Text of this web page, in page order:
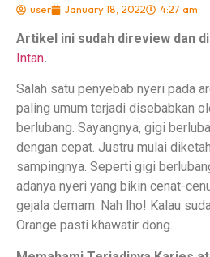
user January 18, 2022 4:27 am
Artikel ini sudah direview dan
Intan.
Salah satu penyebab nyeri pada
paling umum terjadi disebabkan
berlubang. Sayangnya, gigi
dengan cepat. Justru mulai
sampingnya. Seperti gigi
adanya nyeri yang bikin cenat-
gejala demam. Nah lho! Kalau
Orange pasti khawatir dong.